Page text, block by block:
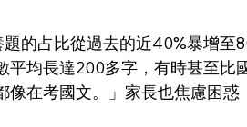
的占比從過去的近40%暴增至
均長達200多字，有時甚至比
在考國文。」家長也焦慮困惑